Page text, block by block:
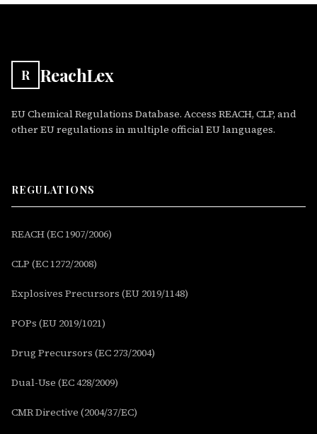
R ReachLex
EU Chemical Regulations Database. Access REACH, CLP, and
other EU regulations in multiple official EU languages.
REGULATIONS
REACH (EC 1907/2006)
CLP (EC 1272/2008)
Explosives Precursors (EU 2019/1148)
POPs (EU 2019/1021)
Drug Precursors (EC 273/2004)
Dual-Use (EC 428/2009)
CMR Directive (2004/37/EC)